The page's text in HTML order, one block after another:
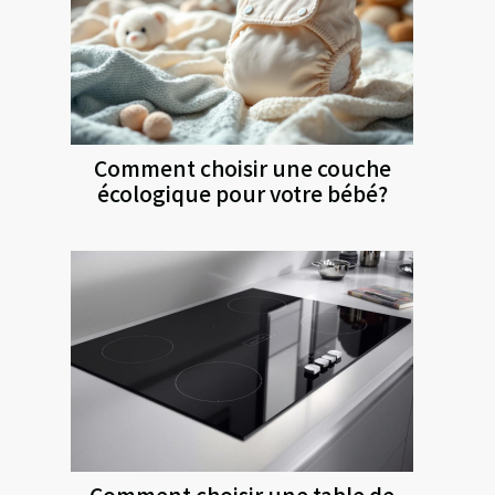
Comment choisir une couche
écologique pour votre bébé?